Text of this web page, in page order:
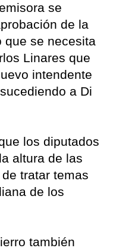
se
de la
que se necesita
Linares que
intendente
a Di
los diputados
altura de las
tratar temas
de los
también